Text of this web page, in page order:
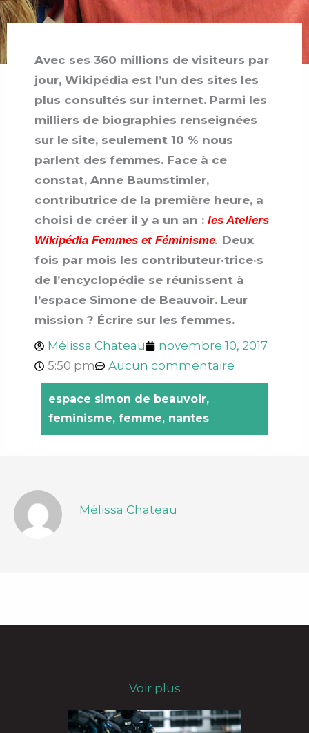
Avec ses 360 millions de visiteurs par
jour, Wikipédia est l’un des sites les
plus consultés sur internet. Parmi les
milliers de biographies renseignées
sur le site, seulement 10 % nous
parlent des femmes. Face à ce
constat, Anne Baumstimler,
contributrice de la première heure, a
choisi de créer il y a un an : les Ateliers
Wikipédia Femmes et Féminisme. Deux
fois par mois les contributeur·trice·s
de l’encyclopédie se réunissent à
l’espace Simone de Beauvoir. Leur
mission ? Écrire sur les femmes.
Mélissa Chateau
novembre 10, 2017
5:50 pm
Aucun commentaire
espace simon de beauvoir,
feminisme, femme, nantes
Mélissa Chateau
Voir plus